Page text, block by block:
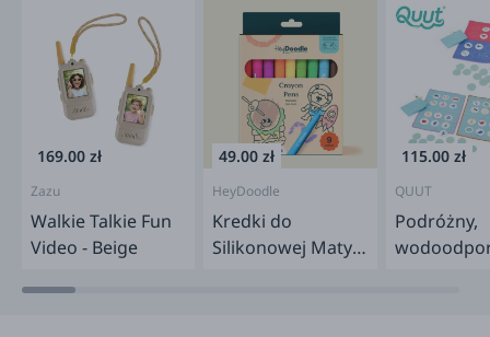
169.00 zł
Zazu
Walkie Talkie Fun
Video - Beige
49.00 zł
HeyDoodle
Kredki do
Silikonowej Maty
115.00 zł
QUUT
Podróżny,